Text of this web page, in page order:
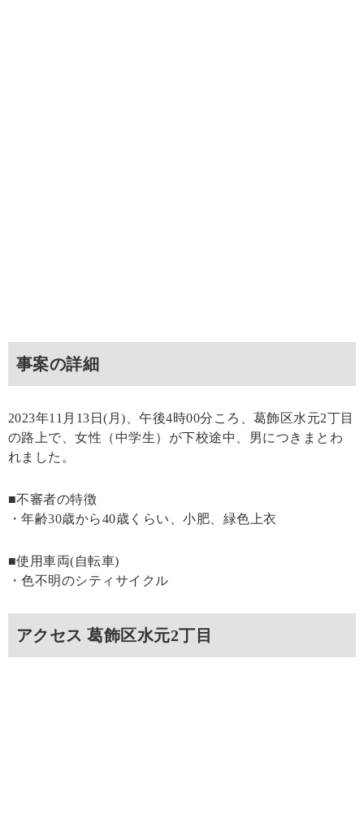
事案の詳細
2023年11月13日(月)、午後4時00分ころ、葛飾区水元2丁目
の路上で、女性（中学生）が下校途中、男につきまとわ
れました。
■不審者の特徴
・年齢30歳から40歳くらい、小肥、緑色上衣
■使用車両(自転車)
・色不明のシティサイクル
アクセス 葛飾区水元2丁目